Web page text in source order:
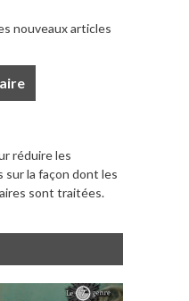
nouveaux articles
réduire les
sur la façon dont les
sont traitées.